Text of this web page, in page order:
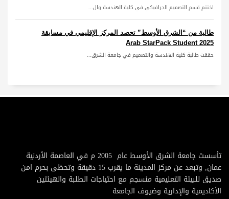
اختتم قسم التصميم الجرافيكي في كلية الهندسة وال...
طالبة من “الشرق الأوسط” تحصد المركز الإقليمي في مسابقة
Arab StarPack Student 2025
حققت طالبة كلية الهندسة والتصميم في جامعة الشرق...
تأسست جامعة الشرق الأوسط عام 2005 م في العاصمة الأردنية
عمان, وتبعد عن مركز المدينة ما يقرب 15 دقيقة وتحظى بحرم امن
صديق للبيئة التعليمية منسجم مع احتياجات الطلبة والهيئتين
الأكاديمية والإدارية وضيوف الجامعة